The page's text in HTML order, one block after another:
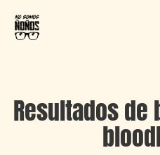
Resultados de